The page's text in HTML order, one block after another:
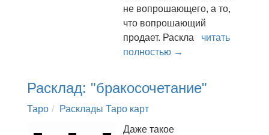
не вопрошающего, а то,
что вопрошающий
продает. Раскла читать
полностью →
Расклад: "бракосочетание"
Таро
Расклады Таро карт
Даже такое